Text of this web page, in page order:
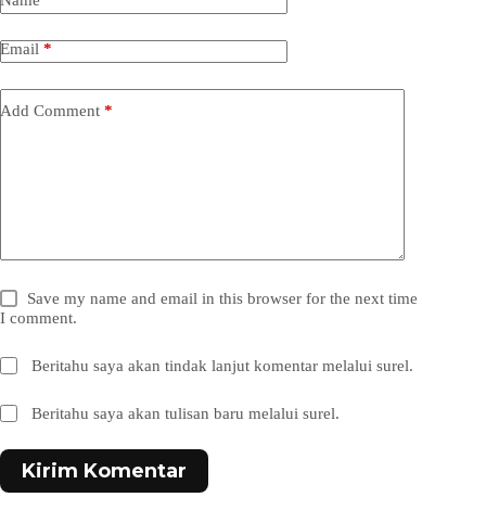
Email *
Add Comment *
Save my name and email in this browser for the next time
I comment.
Beritahu saya akan tindak lanjut komentar melalui surel.
Beritahu saya akan tulisan baru melalui surel.
Kirim Komentar